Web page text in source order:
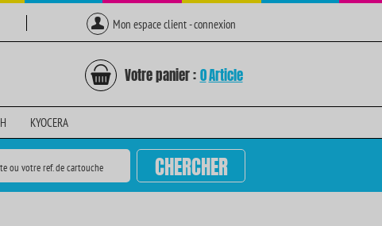
Mon espace client - connexion
Votre panier : 0Article
KYOCERA
ou votre ref. de cartouche CHERCHER